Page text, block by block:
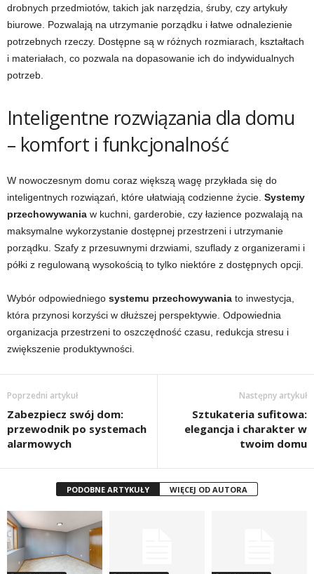
drobnych przedmiotów, takich jak narzędzia, śruby, czy artykuły
biurowe. Pozwalają na utrzymanie porządku i łatwe odnalezienie
potrzebnych rzeczy. Dostępne są w różnych rozmiarach, kształtach
i materiałach, co pozwala na dopasowanie ich do indywidualnych
potrzeb.
Inteligentne rozwiązania dla domu
– komfort i funkcjonalność
W nowoczesnym domu coraz większą wagę przykłada się do
inteligentnych rozwiązań, które ułatwiają codzienne życie. Systemy
przechowywania w kuchni, garderobie, czy łazience pozwalają na
maksymalne wykorzystanie dostępnej przestrzeni i utrzymanie
porządku. Szafy z przesuwnymi drzwiami, szuflady z organizerami i
półki z regulowaną wysokością to tylko niektóre z dostępnych opcji.
Wybór odpowiedniego systemu przechowywania to inwestycja,
która przynosi korzyści w dłuższej perspektywie. Odpowiednia
organizacja przestrzeni to oszczędność czasu, redukcja stresu i
zwiększenie produktywności.
Poprzedni artykuł
Zabezpiecz swój dom:
przewodnik po systemach
alarmowych
Następny artykuł
Sztukateria sufitowa:
elegancja i charakter w
twoim domu
PODOBNE ARTYKUŁY WIĘCEJ OD AUTORA